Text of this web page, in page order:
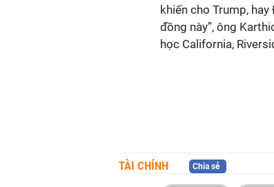
khiến cho Trump,
đồng này”, ông
học California,
TÀI CHÍNH Chia sẻ